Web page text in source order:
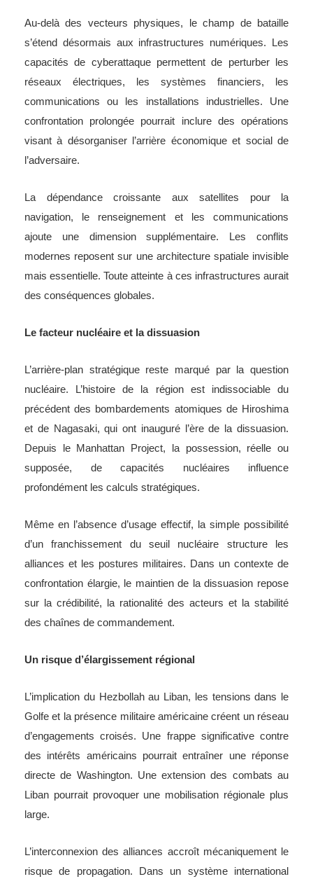
Au-delà des vecteurs physiques, le champ de bataille
s’étend désormais aux infrastructures numériques. Les
capacités de cyberattaque permettent de perturber les
réseaux électriques, les systèmes financiers, les
communications ou les installations industrielles. Une
confrontation prolongée pourrait inclure des opérations
visant à désorganiser l’arrière économique et social de
l’adversaire.
La dépendance croissante aux satellites pour la
navigation, le renseignement et les communications
ajoute une dimension supplémentaire. Les conflits
modernes reposent sur une architecture spatiale invisible
mais essentielle. Toute atteinte à ces infrastructures aurait
des conséquences globales.
Le facteur nucléaire et la dissuasion
L’arrière-plan stratégique reste marqué par la question
nucléaire. L’histoire de la région est indissociable du
précédent des bombardements atomiques de Hiroshima
et de Nagasaki, qui ont inauguré l’ère de la dissuasion.
Depuis le Manhattan Project, la possession, réelle ou
supposée, de capacités nucléaires influence
profondément les calculs stratégiques.
Même en l’absence d’usage effectif, la simple possibilité
d’un franchissement du seuil nucléaire structure les
alliances et les postures militaires. Dans un contexte de
confrontation élargie, le maintien de la dissuasion repose
sur la crédibilité, la rationalité des acteurs et la stabilité
des chaînes de commandement.
Un risque d’élargissement régional
L’implication du Hezbollah au Liban, les tensions dans le
Golfe et la présence militaire américaine créent un réseau
d’engagements croisés. Une frappe significative contre
des intérêts américains pourrait entraîner une réponse
directe de Washington. Une extension des combats au
Liban pourrait provoquer une mobilisation régionale plus
large.
L’interconnexion des alliances accroît mécaniquement le
risque de propagation. Dans un système international